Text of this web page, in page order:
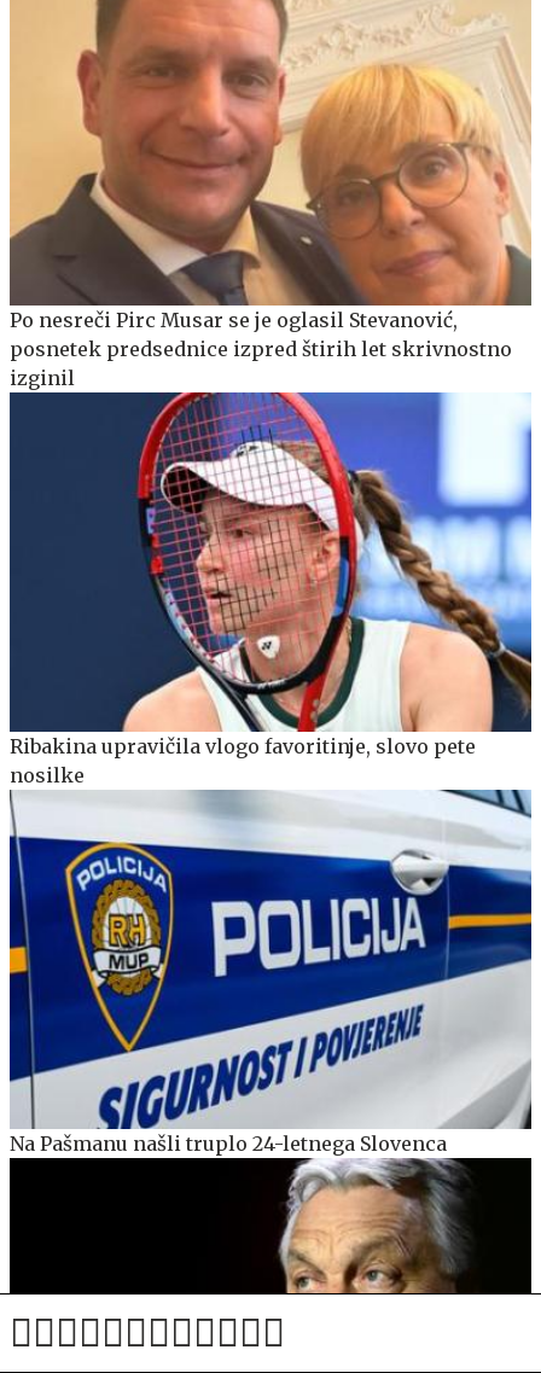
Po nesreči Pirc Musar se je oglasil Stevanović,
posnetek predsednice izpred štirih let skrivnostno
izginil
Ribakina upravičila vlogo favoritinje, slovo pete
nosilke
Na Pašmanu našli truplo 24-letnega Slovenca